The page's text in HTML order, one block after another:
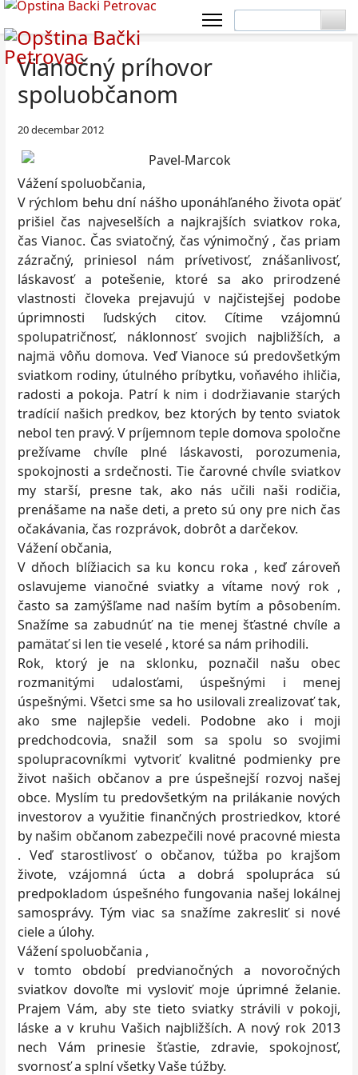
Vianočný príhovor
spoluobčanom
20 decembar 2012
Vážení spoluobčania,
V rýchlom behu dní nášho uponáhľaného života opäť
prišiel čas najveselších a najkrajších sviatkov roka,
čas Vianoc. Čas sviatočný, čas výnimočný , čas priam
zázračný, priniesol nám prívetivosť, znášanlivosť,
láskavosť a potešenie, ktoré sa ako prirodzené
vlastnosti človeka prejavujú v najčistejšej podobe
úprimnosti ľudských citov. Cítime vzájomnú
spolupatričnosť, náklonnosť svojich najbližších, a
najmä vôňu domova. Veď Vianoce sú predovšetkým
sviatkom rodiny, útulného príbytku, voňavého ihličia,
radosti a pokoja. Patrí k nim i dodržiavanie starých
tradícií našich predkov, bez ktorých by tento sviatok
nebol ten pravý. V príjemnom teple domova spoločne
prežívame chvíle plné láskavosti, porozumenia,
spokojnosti a srdečnosti. Tie čarovné chvíle sviatkov
my starší, presne tak, ako nás učili naši rodičia,
prenášame na naše deti, a preto sú ony pre nich čas
očakávania, čas rozprávok, dobrôt a darčekov.
Vážení občania,
V dňoch blížiacich sa ku koncu roka , keď zároveň
oslavujeme vianočné sviatky a vítame nový rok ,
často sa zamýšľame nad naším bytím a pôsobením.
Snažíme sa zabudnúť na tie menej šťastné chvíle a
pamätať si len tie veselé , ktoré sa nám prihodili.
Rok, ktorý je na sklonku, poznačil našu obec
rozmanitými udalosťami, úspešnými i menej
úspešnými. Všetci sme sa ho usilovali zrealizovať tak,
ako sme najlepšie vedeli. Podobne ako i moji
predchodcovia, snažil som sa spolu so svojimi
spolupracovníkmi vytvoriť kvalitné podmienky pre
život našich občanov a pre úspešnejší rozvoj našej
obce. Myslím tu predovšetkým na prilákanie nových
investorov a využitie finančných prostriedkov, ktoré
by našim občanom zabezpečili nové pracovné miesta
. Veď starostlivosť o občanov, túžba po krajšom
živote, vzájomná úcta a dobrá spolupráca sú
predpokladom úspešného fungovania našej lokálnej
samosprávy. Tým viac sa snažíme zakresliť si nové
ciele a úlohy.
Vážení spoluobčania ,
v tomto období predvianočných a novoročných
sviatkov dovoľte mi vysloviť moje úprimné želanie.
Prajem Vám, aby ste tieto sviatky strávili v pokoji,
láske a v kruhu Vašich najbližších. A nový rok 2013
nech Vám prinesie šťastie, zdravie, spokojnosť,
svornosť a splní všetky Vaše túžby.